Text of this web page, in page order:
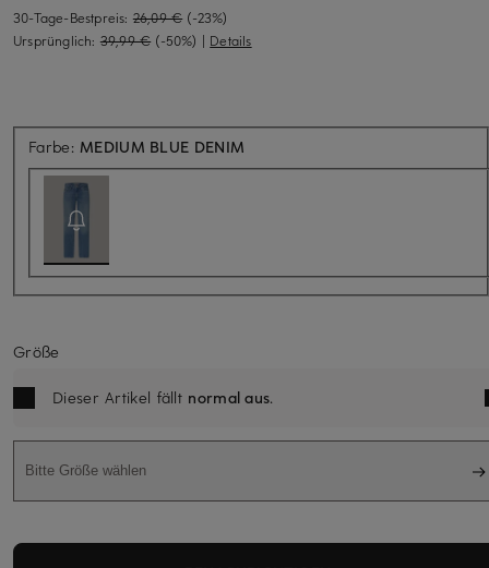
30-Tage-Bestpreis: 26,09 € (-23%)
Ursprünglich: 39,99 € (-50%) | Details
Farbe: MEDIUM BLUE DENIM
Größe
Dieser Artikel fällt normal aus.
Bitte Größe wählen